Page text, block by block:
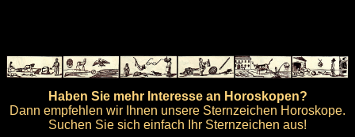
Haben Sie mehr Interesse an Horoskopen?
Dann empfehlen wir Ihnen unsere Sternzeichen Horoskope.
Suchen Sie sich einfach Ihr Sternzeichen aus!